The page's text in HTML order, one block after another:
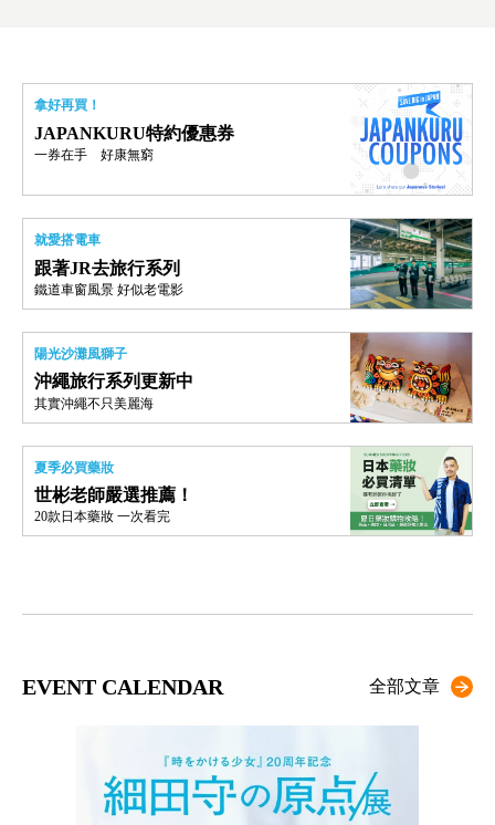
拿好再買！
JAPANKURU特約優惠券
一券在手 好康無窮
就愛搭電車
跟著JR去旅行系列
鐵道車窗風景 好似老電影
陽光沙灘風獅子
沖繩旅行系列更新中
其實沖繩不只美麗海
夏季必買藥妝
世彬老師嚴選推薦！
20款日本藥妝 一次看完
EVENT CALENDAR 全部文章